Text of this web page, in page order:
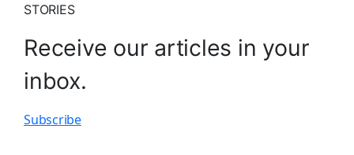
STORIES
Receive our articles in your
inbox.
Subscribe